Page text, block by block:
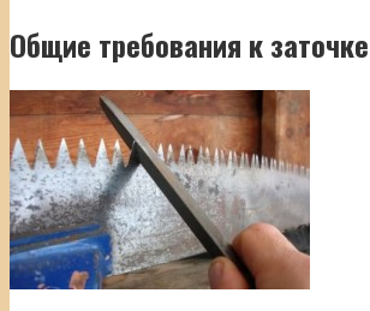
Общие требования к заточке